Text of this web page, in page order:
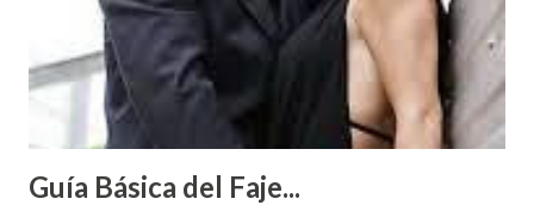
Guía Básica del Faje...